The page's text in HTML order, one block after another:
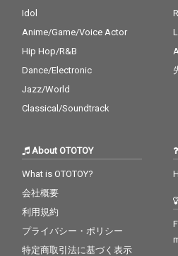
Idol
Anime/Game/Voice Actor
Hip Hop/R&B
Dance/Electronic
Jazz/World
Classical/Soundtrack
About OTOTOY
What is OTOTOY?
会社概要
利用規約
プライバシー・ポリシー
特定商取引法に基づく表示